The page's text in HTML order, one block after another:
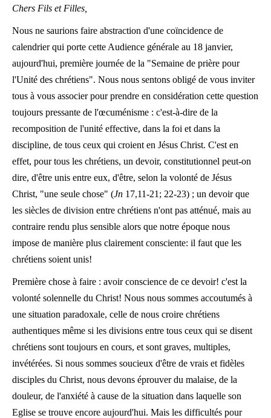
Chers Fils et Filles,
Nous ne saurions faire abstraction d'une coïncidence de
calendrier qui porte cette Audience générale au 18 janvier,
aujourd'hui, première journée de la "Semaine de prière pour
l'Unité des chrétiens". Nous nous sentons obligé de vous inviter
tous à vous associer pour prendre en considération cette question
toujours pressante de l'œcuménisme : c'est-à-dire de la
recomposition de l'unité effective, dans la foi et dans la
discipline, de tous ceux qui croient en Jésus Christ. C'est en
effet, pour tous les chrétiens, un devoir, constitutionnel peut-on
dire, d'être unis entre eux, d'être, selon la volonté de Jésus
Christ, "une seule chose" (Jn 17,11-21; 22-23) ; un devoir que
les siècles de division entre chrétiens n'ont pas atténué, mais au
contraire rendu plus sensible alors que notre époque nous
impose de manière plus clairement consciente: il faut que les
chrétiens soient unis!
Première chose à faire : avoir conscience de ce devoir! c'est la
volonté solennelle du Christ! Nous nous sommes accoutumés à
une situation paradoxale, celle de nous croire chrétiens
authentiques même si les divisions entre tous ceux qui se disent
chrétiens sont toujours en cours, et sont graves, multiples,
invétérées. Si nous sommes soucieux d'être de vrais et fidèles
disciples du Christ, nous devons éprouver du malaise, de la
douleur, de l'anxiété à cause de la situation dans laquelle son
Eglise se trouve encore aujourd'hui. Mais les difficultés pour